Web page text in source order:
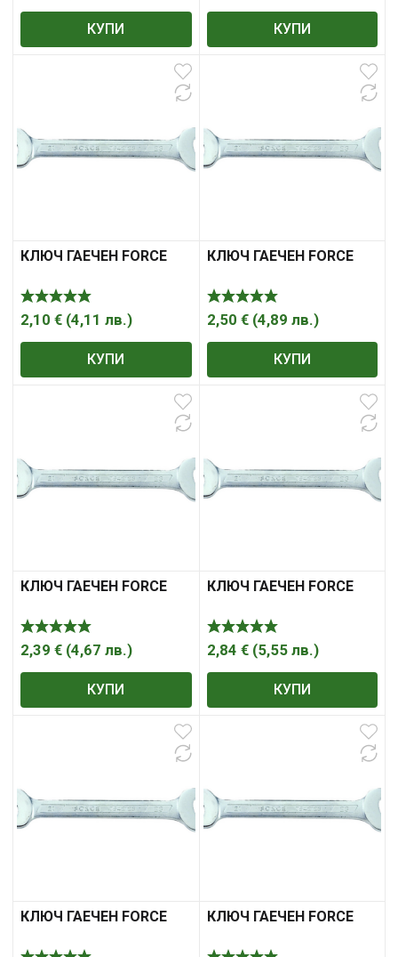
КУПИ КУПИ
КЛЮЧ ГАЕЧЕН FORCE
2,10 € (4,11 лв.)
КУПИ
КЛЮЧ ГАЕЧЕН FORCE
2,50 € (4,89 лв.)
КУПИ
КЛЮЧ ГАЕЧЕН FORCE
2,39 € (4,67 лв.)
КУПИ
КЛЮЧ ГАЕЧЕН FORCE
2,84 € (5,55 лв.)
КУПИ
КЛЮЧ ГАЕЧЕН FORCE КЛЮЧ ГАЕЧЕН FORCE